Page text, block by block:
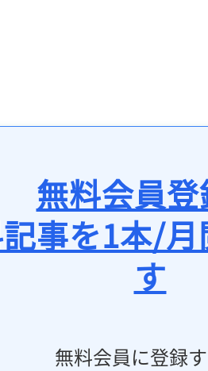
無料会員
事を1本/
す
無料会員に登録